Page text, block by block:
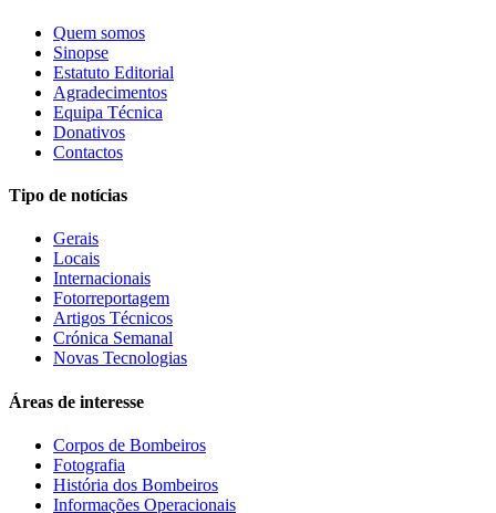
Quem somos
Sinopse
Estatuto Editorial
Agradecimentos
Equipa Técnica
Donativos
Contactos
Tipo de notícias
Gerais
Locais
Internacionais
Fotorreportagem
Artigos Técnicos
Crónica Semanal
Novas Tecnologias
Áreas de interesse
Corpos de Bombeiros
Fotografia
História dos Bombeiros
Informações Operacionais